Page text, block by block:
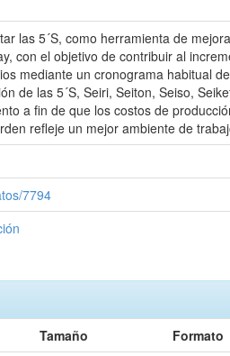
las 5´S, como herramienta de
con el objetivo de contribuir al
mediante un cronograma habitual
de las 5´S, Seiri, Seiton, Seiso,
a fin de que los costos de
refleje un mejor ambiente de
7794
Tamaño
Formato